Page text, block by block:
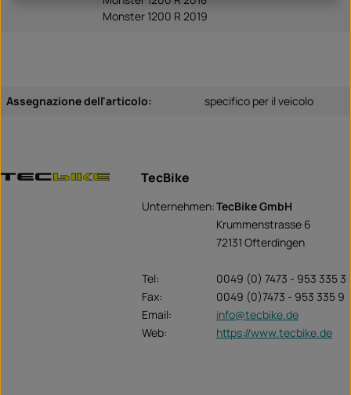
Monster 1200 R 2019
Assegnazione dell'articolo: specifico per il veicolo
TecBike
Unternehmen:TecBike GmbH
Krummenstrasse 6
72131 Ofterdingen
Tel:
0049 (0) 7473 - 953 335 3
Fax:
0049 (0)7473 - 953 335 9
Email:
info@tecbike.de
Web:
https://www.tecbike.de